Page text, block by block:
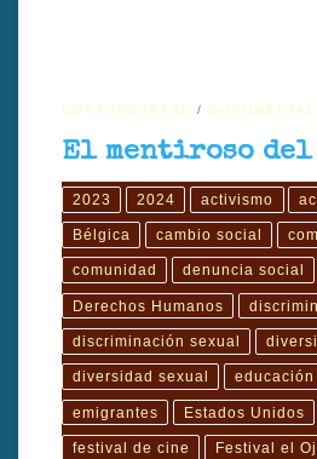
CORTOMETRAJE DOCUMENTAL
El mentiroso
2023 2024 activismo
Bélgica cambio social
comunidad denuncia social
Derechos Humanos
discriminación sexual
diversidad sexual educación
emigrantes Estados Unidos
festival de cine Festival el